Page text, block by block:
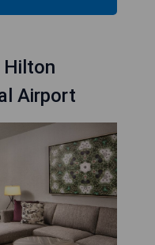
Hilton
Airport